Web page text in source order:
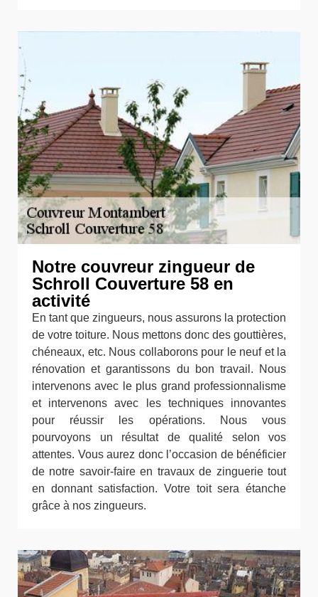
Notre couvreur zingueur de
Schroll Couverture 58 en
activité
En tant que zingueurs, nous assurons la protection
de votre toiture. Nous mettons donc des gouttières,
chéneaux, etc. Nous collaborons pour le neuf et la
rénovation et garantissons du bon travail. Nous
intervenons avec le plus grand professionnalisme
et intervenons avec les techniques innovantes
pour réussir les opérations. Nous vous
pourvoyons un résultat de qualité selon vos
attentes. Vous aurez donc l’occasion de bénéficier
de notre savoir-faire en travaux de zinguerie tout
en donnant satisfaction. Votre toit sera étanche
grâce à nos zingueurs.